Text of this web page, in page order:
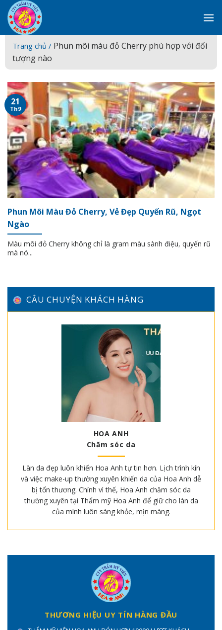
Skip
to
content
Trang chủ / Phun môi màu đỏ Cherry phù hợp với đối
tượng nào
Phun Môi Màu Đỏ Cherry, Vẻ Đẹp Quyến Rũ, Ngọt
Ngào
Màu môi đỏ Cherry không chỉ là gram màu sành điệu, quyến rũ
mà nó...
21
Th9
CÂU CHUYỆN KHÁCH HÀNG
HOA ANH
Chăm sóc da
Làn da đẹp luôn khiến Hoa Anh tự tin hơn. Lịch trình kín
và việc make-up thường xuyên khiến da của Hoa Anh dễ
bị tổn thương. Chính vì thế, Hoa Anh chăm sóc da
thường xuyên tại Thẩm mỹ Hoa Anh để giữ cho làn da
của mình luôn sáng khỏe, mịn màng.
THƯƠNG HIỆU UY TÍN HÀNG ĐẦU